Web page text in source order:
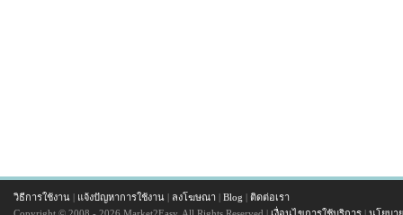
วิธีการใช้งาน | แจ้งปัญหาการใช้งาน | ลงโฆษณา | Blog | ติดต่อเรา